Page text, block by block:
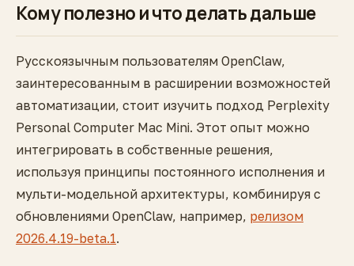
Кому полезно и что делать дальше
Русскоязычным пользователям OpenClaw,
заинтересованным в расширении возможностей
автоматизации, стоит изучить подход Perplexity
Personal Computer Mac Mini. Этот опыт можно
интегрировать в собственные решения,
используя принципы постоянного исполнения и
мульти-модельной архитектуры, комбинируя с
обновлениями OpenClaw, например, релизом
2026.4.19-beta.1.